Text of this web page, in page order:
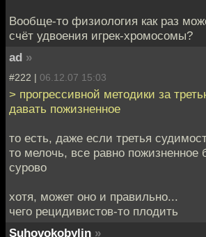
Вообще-то физиология как раз
счёт удвоения игрек-хромосомы?
ad »
#222 | 06.12.07 15:03
> прогрессивной методики за
давать пожизненное
то есть, даже если третья
то мелочь, все равно пожизненное
сурово
хотя, может оно и правильно...
чего рецидивистов-то плодить
Suhovokobylin »